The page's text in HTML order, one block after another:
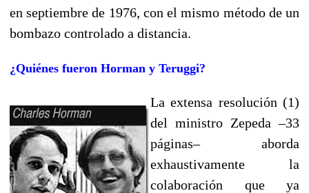
en septiembre de 1976, con el mismo método de un
bombazo controlado a distancia.
¿Quiénes fueron Horman y Teruggi?
La extensa resolución (1)
del ministro Zepeda –33
páginas– aborda
exhaustivamente la
colaboración que ya